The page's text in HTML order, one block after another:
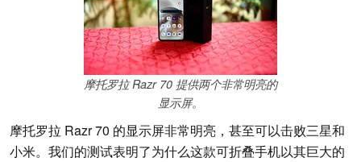
摩托罗拉 Razr 70 提供两个非常明亮的
显示屏。
摩托罗拉 Razr 70 的显示屏非常明亮，甚至可以击败三星和
小米。我们的测试表明了为什么这款可折叠手机以其巨大的